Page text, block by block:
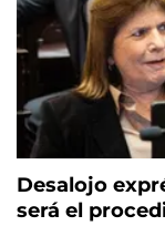
Desalojo
será el